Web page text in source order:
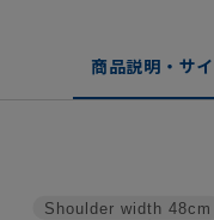
商品説明・サ
Shoulder width 48cm